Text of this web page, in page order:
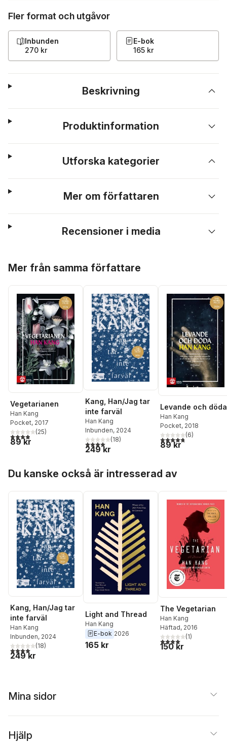
Fler format och utgåvor
Inbunden
270 kr
E-bok
165 kr
Beskrivning
Produktinformation
Utforska kategorier
Mer om författaren
Recensioner i media
Mer från samma författare
Vegetarianen
Han Kang
Pocket, 2017
3,9utav 5 stjärnor. Totalt antal röster:
(25)
89 kr
Kang, Han/Jag tar
inte farväl
Han Kang
Inbunden, 2024
4,0utav 5 stjärnor. Totalt antal röster:
(18)
249 kr
Levande och döda
Han Kang
Pocket, 2018
4,8utav 5 stjärnor.
(6)
89 kr
Du kanske också är intresserad av
Kang, Han/Jag tar
inte farväl
Han Kang
Inbunden, 2024
4,0utav 5 stjärnor. Totalt antal röster:
(18)
249 kr
Light and Thread
Han Kang
E-bok 2026
165 kr
The Vegetarian
Han Kang
Häftad, 2016
4,0utav 5 stjärnor.
(1)
150 kr
Mina sidor
Hjälp